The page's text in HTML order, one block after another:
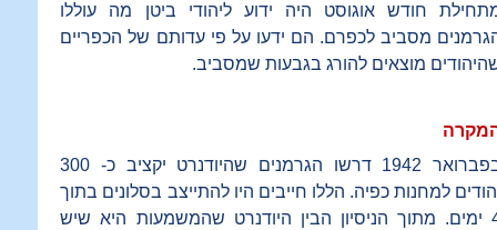
חודש אוגוסט היה ידוע ליהודי ביטן מה עוללו
מסביב לכפרם. הם ידעו על פי עדותם של הכפריים
מוצאים להורג בגבעות שמסביב.
בפברואר 1942 דרשו הגרמנים שהיודנרט יקציב כ- 300
למחנות כפיה. הללו חייבים היו להתייצב בסלונים בתוך
4 ימים. מתוך הניסיון הבין היודנרט שהמשמעות היא שיש